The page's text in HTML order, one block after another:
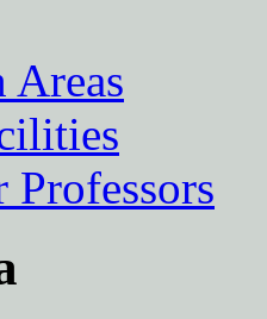
Areas
Professors